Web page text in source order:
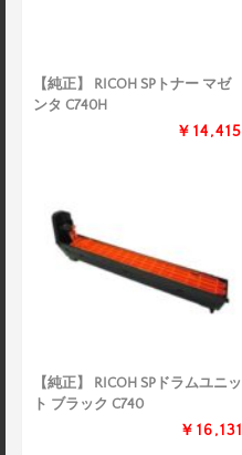
【純正】 RICOH SPトナー マゼ
ンタ C740H
￥14,415
【純正】 RICOH SPドラムユニッ
ト ブラック C740
￥16,131